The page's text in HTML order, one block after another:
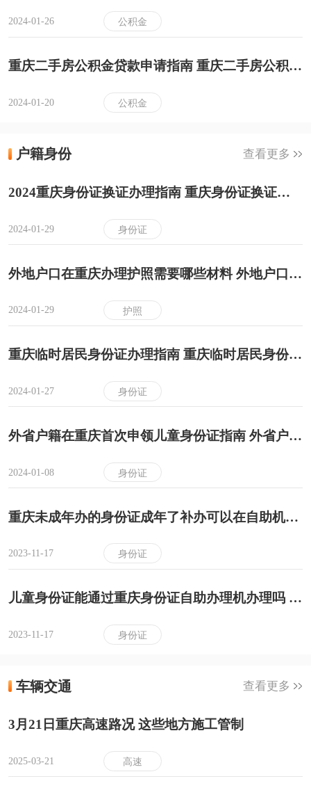
2024-01-26 公积金
重庆二手房公积金贷款申请指南 重庆二手房公积金贷款申请条件+流程+材料
2024-01-20 公积金
户籍身份 查看更多
2024重庆身份证换证办理指南 重庆身份证换证办理
2024-01-29 身份证
外地户口在重庆办理护照需要哪些材料 外地户口在重庆办理护照指南
2024-01-29 护照
重庆临时居民身份证办理指南 重庆临时居民身份证办理流程
2024-01-27 身份证
外省户籍在重庆首次申领儿童身份证指南 外省户籍在重庆首次申领儿童身份证条件+材料+流程
2024-01-08 身份证
重庆未成年办的身份证成年了补办可以在自助机上办理吗 重庆未成年办的身份证成年了补办能不能在自助机上办理
2023-11-17 身份证
儿童身份证能通过重庆身份证自助办理机办理吗 儿童身份证能不能通过重庆身份证自助办理机办理
2023-11-17 身份证
车辆交通 查看更多
3月21日重庆高速路况 这些地方施工管制
2025-03-21 高速